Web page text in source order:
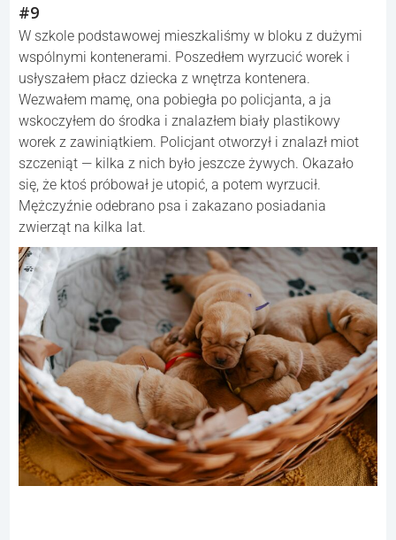
#9
W szkole podstawowej mieszkaliśmy w bloku z dużymi
wspólnymi kontenerami. Poszedłem wyrzucić worek i
usłyszałem płacz dziecka z wnętrza kontenera.
Wezwałem mamę, ona pobiegła po policjanta, a ja
wskoczyłem do środka i znalazłem biały plastikowy
worek z zawiniątkiem. Policjant otworzył i znalazł miot
szczeniąt — kilka z nich było jeszcze żywych. Okazało
się, że ktoś próbował je utopić, a potem wyrzucił.
Mężczyźnie odebrano psa i zakazano posiadania
zwierząt na kilka lat.